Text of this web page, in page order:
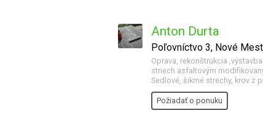
Anton Durta
Poľovníctvo 3, Nové
Oprava, rekonštrukcia
striech asfaltovým
Sedlové, šikmé strechy, krov z
Požiadať o ponuku